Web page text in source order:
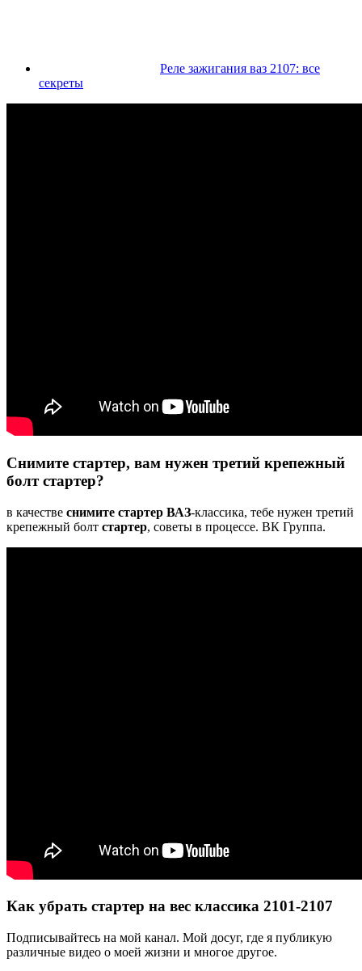
Реле зажигания ваз 2107: все
секреты
Снимите стартер, вам нужен третий крепежный
болт стартер?
в качестве снимите стартер ВАЗ-классика, тебе нужен третий
крепежный болт стартер, советы в процессе. ВК Группа.
Как убрать стартер на вес классика 2101-2107
Подписывайтесь на мой канал. Мой досуг, где я публикую
различные видео о моей жизни и многое другое.